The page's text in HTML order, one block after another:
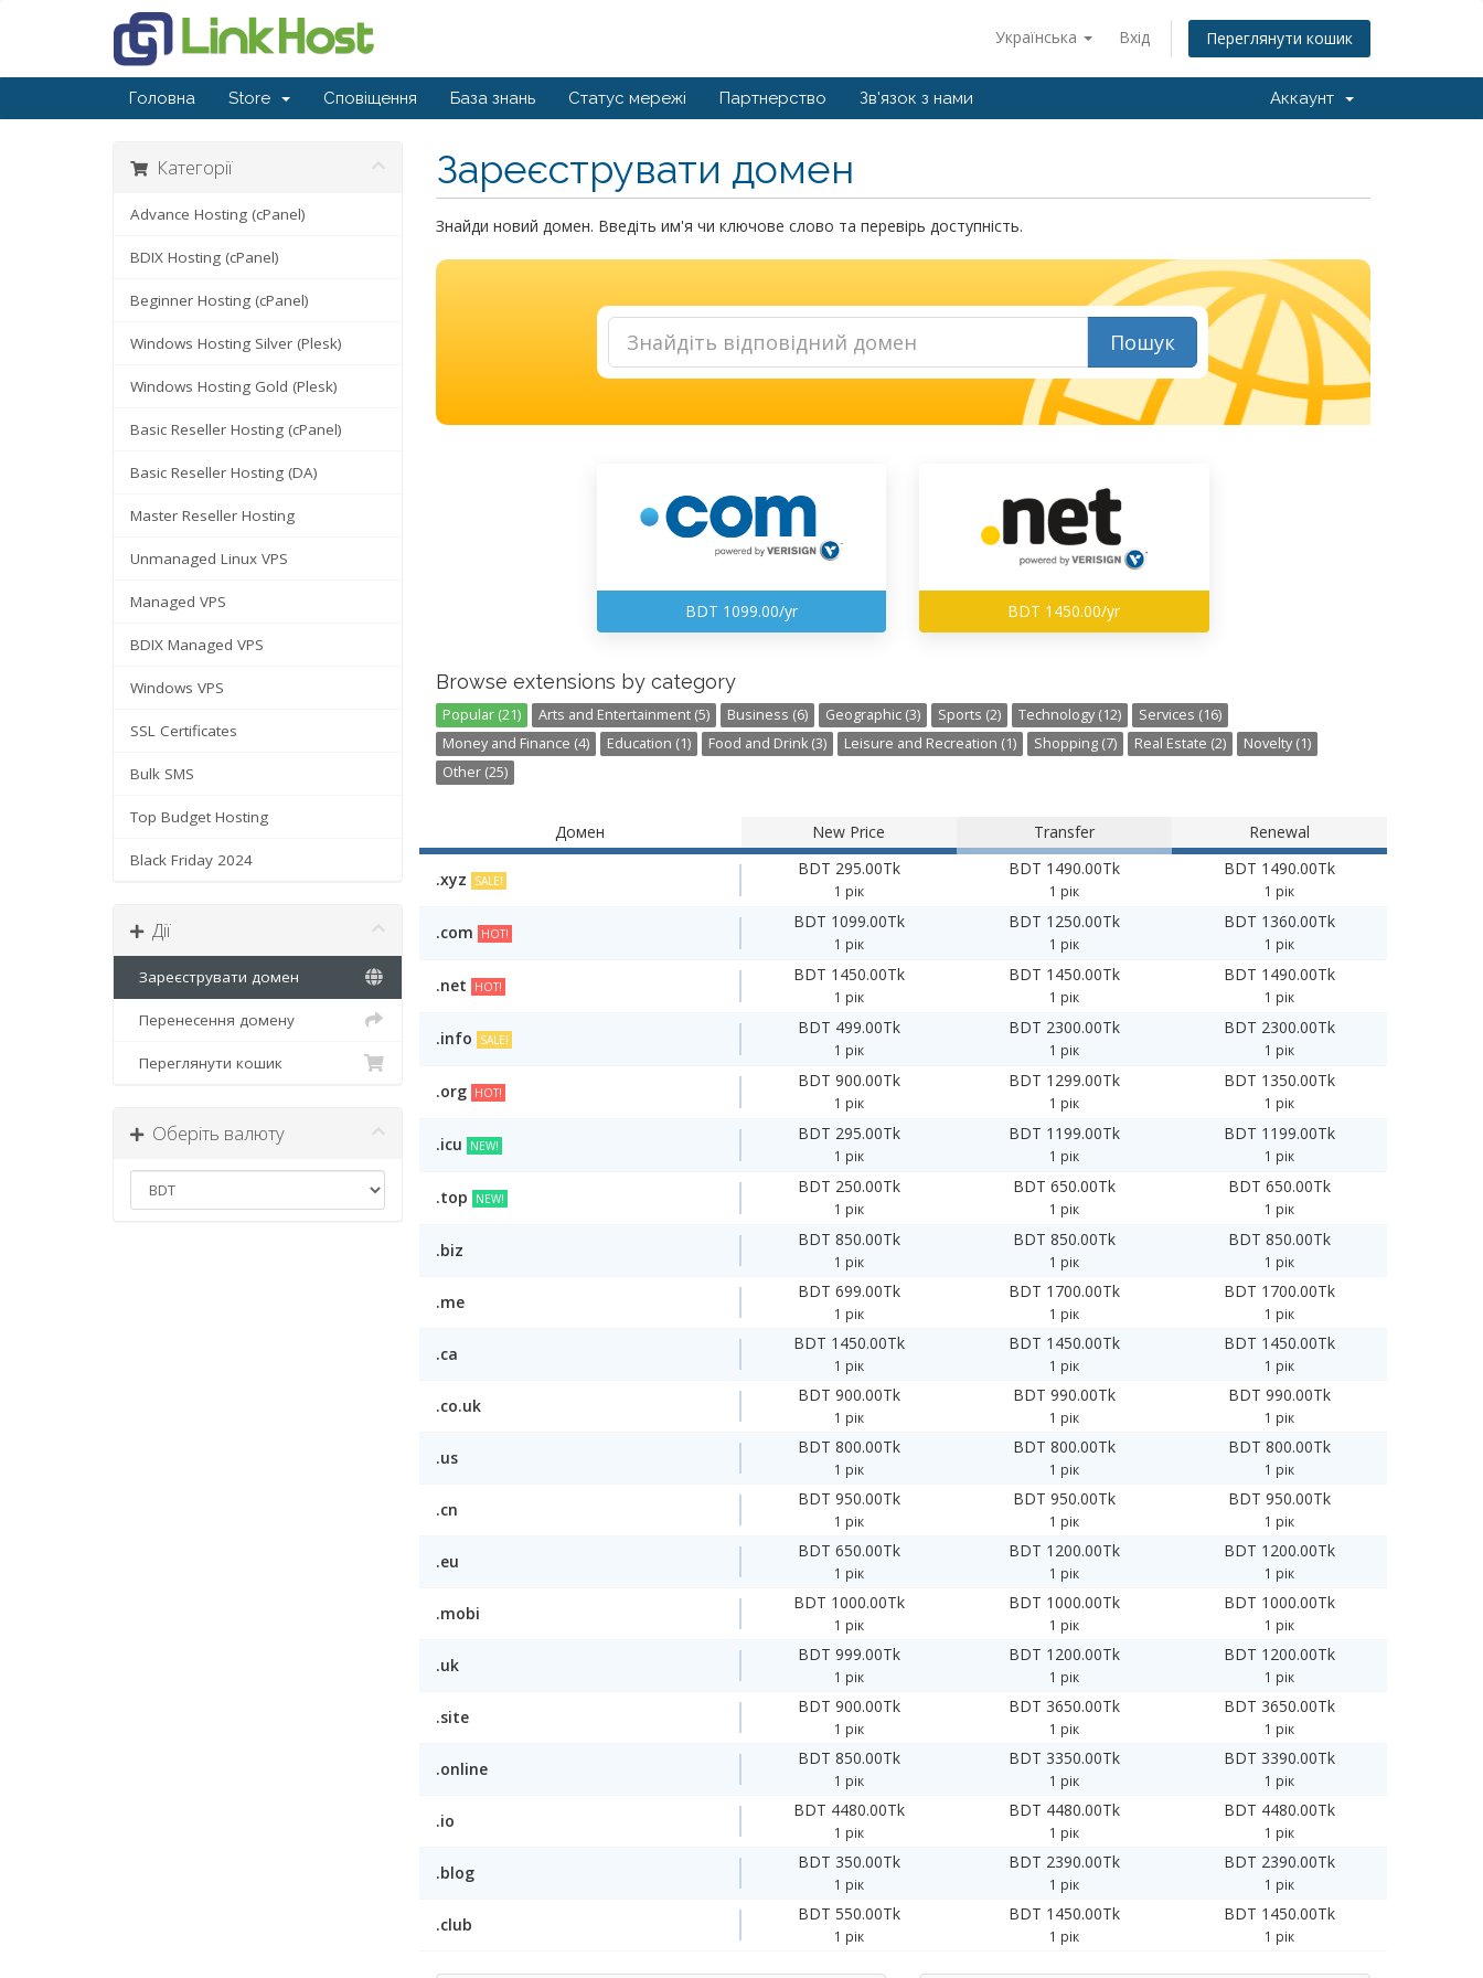
Українська Вхід Переглянути кошик
Головна Store Сповіщення База знань Статус мережі Партнерство Зв'язок з нами Аккаунт
Зареєструвати домен
Категорії
Advance Hosting (cPanel)
BDIX Hosting (cPanel)
Beginner Hosting (cPanel)
Windows Hosting Silver (Plesk)
Windows Hosting Gold (Plesk)
Basic Reseller Hosting (cPanel)
Basic Reseller Hosting (DA)
Master Reseller Hosting
Unmanaged Linux VPS
Managed VPS
BDIX Managed VPS
Windows VPS
SSL Certificates
Bulk SMS
Top Budget Hosting
Black Friday 2024
Дії
Зареєструвати домен
Перенесення домену
Переглянути кошик
Оберіть валюту
Знайди новий домен. Введіть им'я чи ключове слово та перевірь доступність.
Пошук
BDT 1099.00/yr BDT 1450.00/yr
Browse extensions by category
Popular (21) Arts and Entertainment (5) Business (6) Geographic (3) Sports (2) Technology (12)
Services (16)
Money and Finance (4)
Education (1) Food and Drink (3) Leisure and Recreation (1) Shopping (7) Real Estate (2)
Novelty (1)
Other (25)
Домен New Price Transfer Renewal
.xyz SALE!
BDT 295.00Tk
1 рік
BDT 1490.00Tk
1 рік
BDT 1490.00Tk
1 рік
.com HOT!
BDT 1099.00Tk
1 рік
BDT 1250.00Tk
1 рік
BDT 1360.00Tk
1 рік
.net HOT!
BDT 1450.00Tk
1 рік
BDT 1450.00Tk
1 рік
BDT 1490.00Tk
1 рік
.info SALE!
BDT 499.00Tk
1 рік
BDT 2300.00Tk
1 рік
BDT 2300.00Tk
1 рік
.org HOT!
BDT 900.00Tk
1 рік
BDT 1299.00Tk
1 рік
BDT 1350.00Tk
1 рік
.icu NEW!
BDT 295.00Tk
1 рік
BDT 1199.00Tk
1 рік
BDT 1199.00Tk
1 рік
.top NEW!
BDT 250.00Tk
1 рік
BDT 650.00Tk
1 рік
BDT 650.00Tk
1 рік
.biz
BDT 850.00Tk
1 рік
BDT 850.00Tk
1 рік
BDT 850.00Tk
1 рік
.me
BDT 699.00Tk
1 рік
BDT 1700.00Tk
1 рік
BDT 1700.00Tk
1 рік
.ca
BDT 1450.00Tk
1 рік
BDT 1450.00Tk
1 рік
BDT 1450.00Tk
1 рік
.co.uk
BDT 900.00Tk
1 рік
BDT 990.00Tk
1 рік
BDT 990.00Tk
1 рік
.us
BDT 800.00Tk
1 рік
BDT 800.00Tk
1 рік
BDT 800.00Tk
1 рік
.cn
BDT 950.00Tk
1 рік
BDT 950.00Tk
1 рік
BDT 950.00Tk
1 рік
.eu
BDT 650.00Tk
1 рік
BDT 1200.00Tk
1 рік
BDT 1200.00Tk
1 рік
.mobi
BDT 1000.00Tk
1 рік
BDT 1000.00Tk
1 рік
BDT 1000.00Tk
1 рік
.uk
BDT 999.00Tk
1 рік
BDT 1200.00Tk
1 рік
BDT 1200.00Tk
1 рік
.site
BDT 900.00Tk
1 рік
BDT 3650.00Tk
1 рік
BDT 3650.00Tk
1 рік
.online
BDT 850.00Tk
1 рік
BDT 3350.00Tk
1 рік
BDT 3390.00Tk
1 рік
.io
BDT 4480.00Tk
1 рік
BDT 4480.00Tk
1 рік
BDT 4480.00Tk
1 рік
.blog
BDT 350.00Tk
1 рік
BDT 2390.00Tk
1 рік
BDT 2390.00Tk
1 рік
.club
BDT 550.00Tk
1 рік
BDT 1450.00Tk
1 рік
BDT 1450.00Tk
1 рік